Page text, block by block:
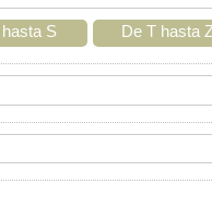
S De T hasta